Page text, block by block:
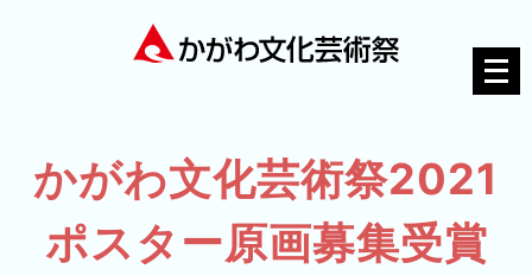
メ
ニ
ー
を
開
く
かがわ文化芸術祭2021
ポスター原画募集受賞